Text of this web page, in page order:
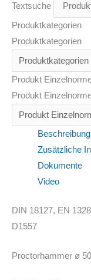
Textsuche
Produktkategorien
Produktkategorien
Produkt
Produkt
Beschreibung
Zusätzliche
Dokumente
Video
DIN 18127, EN
D1557
Proctorhammer ø